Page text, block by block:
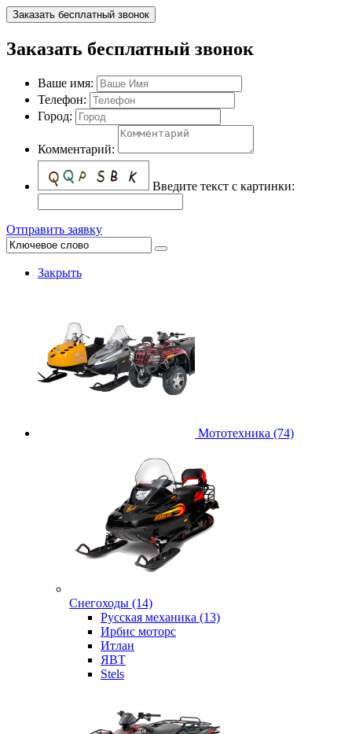
Заказать бесплатный звонок
Заказать бесплатный звонок
Ваше имя:
Телефон:
Город:
Комментарий:
Введите текст с картинки:
Отправить заявку
Закрыть
Мототехника (74)
Снегоходы (14)
Русская механика (13)
Ирбис моторс
Итлан
ЯВТ
Stels